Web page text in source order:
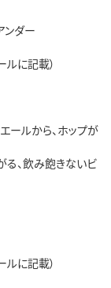
ンダー
に記載）
ールから、ホップが
、飲み飽きないビ
に記載）